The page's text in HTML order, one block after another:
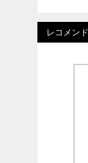
レコメンド